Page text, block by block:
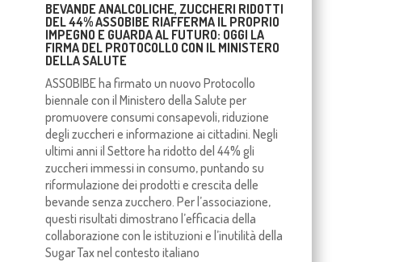
BEVANDE ANALCOLICHE, ZUCCHERI RIDOTTI
DEL 44% ASSOBIBE RIAFFERMA IL PROPRIO
IMPEGNO E GUARDA AL FUTURO: OGGI LA
FIRMA DEL PROTOCOLLO CON IL MINISTERO
DELLA SALUTE
ASSOBIBE ha firmato un nuovo Protocollo
biennale con il Ministero della Salute per
promuovere consumi consapevoli, riduzione
degli zuccheri e informazione ai cittadini. Negli
ultimi anni il Settore ha ridotto del 44% gli
zuccheri immessi in consumo, puntando su
riformulazione dei prodotti e crescita delle
bevande senza zucchero. Per l’associazione,
questi risultati dimostrano l’efficacia della
collaborazione con le istituzioni e l’inutilità della
Sugar Tax nel contesto italiano